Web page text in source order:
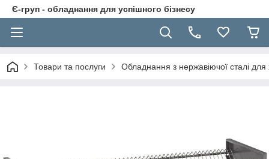
Є-груп - обладнання для успішного бізнесу
Товари та послуги Обладнання з нержавіючої сталі для